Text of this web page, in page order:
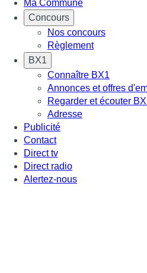
Ma Commune
Concours
Nos concours
Règlement
BX1
Connaître BX1
Annonces et offres
Regarder et écouter
Adresse
Publicité
Contact
Direct tv
Direct radio
Alertez-nous